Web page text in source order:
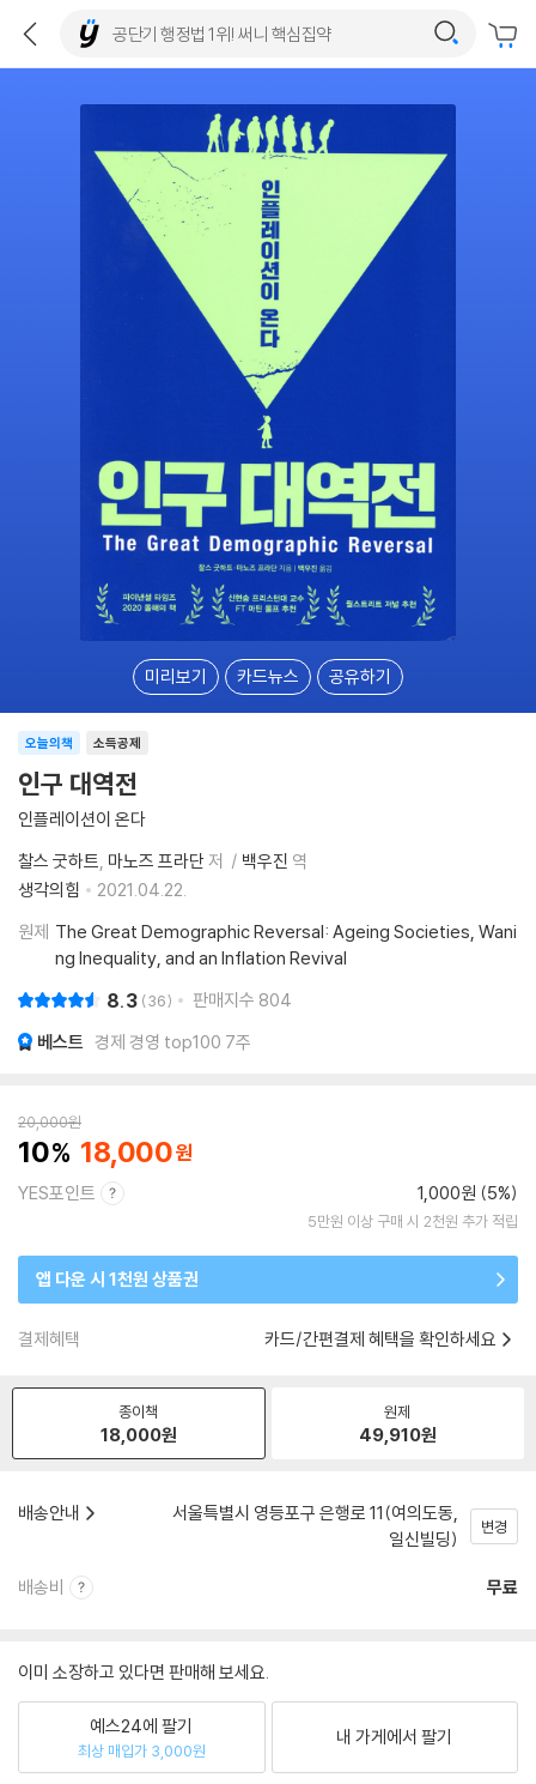
미리보기 카드뉴스 공유하기
소득공제
오늘의책
인구 대역전
인플레이션이 온다
찰스 굿하트 마노즈 프라단저 백우진 역
생각의힘
2021.04.22.
원제 The Great Demographic Reversal: Ageing Societies, Wani
ng Inequality, and an Inflation Revival
8.3 36 판매지수 804
베스트 경제 경영 top100 7주
20,000원
10 18,000
YES포인트 1,000원 (5%)
5만원 이상 구매 시 2천원 추가 적립
앱 다운 시 1천원 상품권
결제혜택 카드/간편결제 혜택을 확인하세요
종이책
18,000원
원제
49,910원
배송안내
서울특별시 영등포구 은행로 11(여의도동,
일신빌딩)
변경
배송비 무료
이미 소장하고 있다면 판매해 보세요.
예스24에 팔기
최상 매입가 3,000원
내 가게에서 팔기